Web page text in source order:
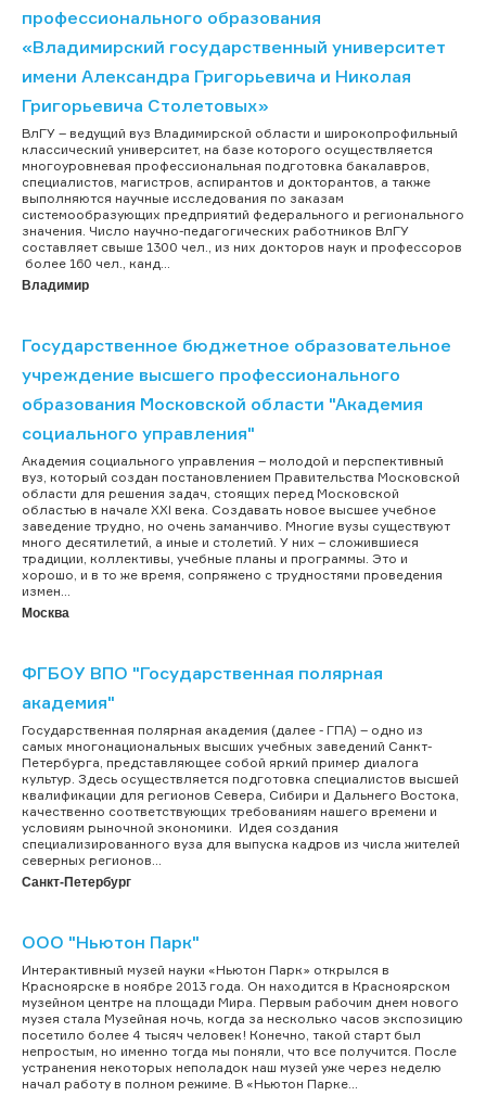
профессионального образования
«Владимирский государственный университет
имени Александра Григорьевича и Николая
Григорьевича Столетовых»
ВлГУ – ведущий вуз Владимирской области и широкопрофильный
классический университет, на базе которого осуществляется
многоуровневая профессиональная подготовка бакалавров,
специалистов, магистров, аспирантов и докторантов, а также
выполняются научные исследования по заказам
системообразующих предприятий федерального и регионального
значения. Число научно-педагогических работников ВлГУ
составляет свыше 1300 чел., из них докторов наук и профессоров
более 160 чел., канд...
Владимир
Государственное бюджетное образовательное
учреждение высшего профессионального
образования Московской области "Академия
социального управления"
Академия социального управления – молодой и перспективный
вуз, который создан постановлением Правительства Московской
области для решения задач, стоящих перед Московской
областью в начале XXI века. Создавать новое высшее учебное
заведение трудно, но очень заманчиво. Многие вузы существуют
много десятилетий, а иные и столетий. У них – сложившиеся
традиции, коллективы, учебные планы и программы. Это и
хорошо, и в то же время, сопряжено с трудностями проведения
измен...
Москва
ФГБОУ ВПО "Государственная полярная
академия"
Государственная полярная академия (далее - ГПА) – одно из
самых многонациональных высших учебных заведений Санкт-
Петербурга, представляющее собой яркий пример диалога
культур. Здесь осуществляется подготовка специалистов высшей
квалификации для регионов Севера, Сибири и Дальнего Востока,
качественно соответствующих требованиям нашего времени и
условиям рыночной экономики. Идея создания
специализированного вуза для выпуска кадров из числа жителей
северных регионов...
Санкт-Петербург
ООО "Ньютон Парк"
Интерактивный музей науки «Ньютон Парк» открылся в
Красноярске в ноябре 2013 года. Он находится в Красноярском
музейном центре на площади Мира. Первым рабочим днем нового
музея стала Музейная ночь, когда за несколько часов экспозицию
посетило более 4 тысяч человек! Конечно, такой старт был
непростым, но именно тогда мы поняли, что все получится. После
устранения некоторых неполадок наш музей уже через неделю
начал работу в полном режиме. В «Ньютон Парке...